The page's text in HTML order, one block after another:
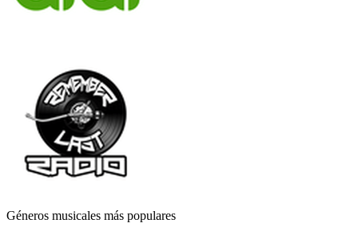
Géneros musicales más populares